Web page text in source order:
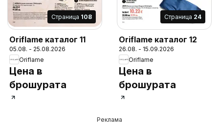
Cтраница 108
Oriflame каталог 11
05.08. - 25.08.2026
Oriflame
Цена в
брошурата
Cтраница 24
Oriflame каталог 12
26.08. - 15.09.2026
Oriflame
Цена в
брошурата
Реклама